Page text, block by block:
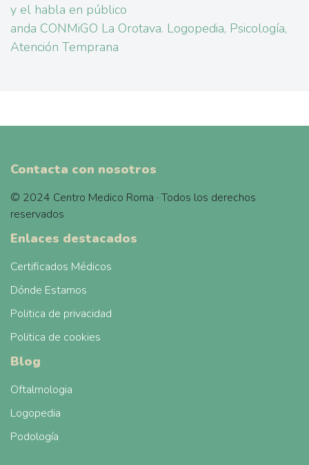
y el habla en público
anda CONMiGO La Orotava. Logopedia, Psicología,
Atención Temprana
Contacta con nosotros
© 2024 Centro Medico Roma · Todos los derechos
reservados
Enlaces destacados
Certificados Médicos
Dónde Estamos
Politica de privacidad
Politica de cookies
Blog
Oftalmologia
Logopedia
Podología